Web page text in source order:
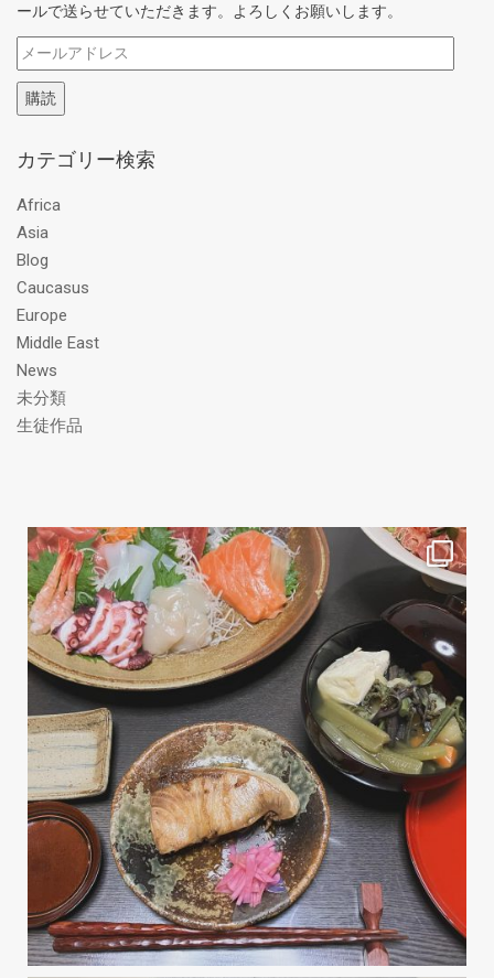
ールで送らせていただきます。よろしくお願いします。
メ
ー
ル
ド
ス
購読
カテゴリー検索
Africa
Asia
Blog
Caucasus
Europe
Middle East
News
未分類
生徒作品